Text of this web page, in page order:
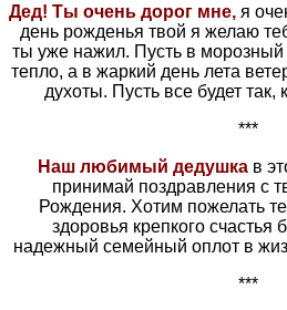
Дед! Ты очень дорог мне, я
день рожденья твой я желаю
ты уже нажил. Пусть в морозный
тепло, а в жаркий день лета
духоты. Пусть все будет так,
***
Наш любимый дедушка в
принимай поздравления с
Рождения. Хотим пожелать
здоровья крепкого
надежный семейный оплот в
***